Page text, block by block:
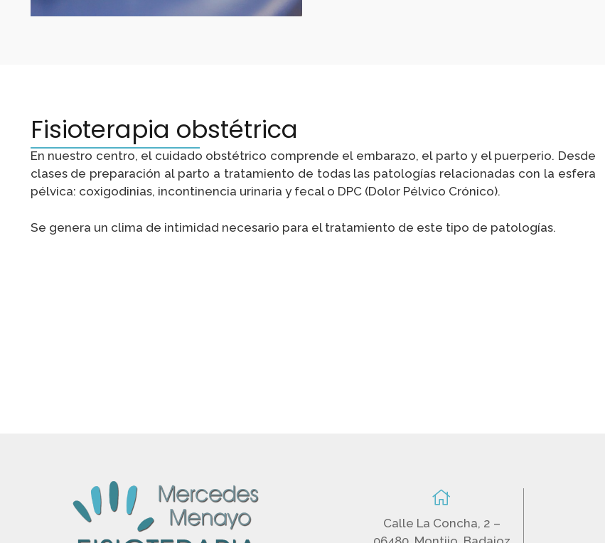
Fisioterapia obstétrica
En nuestro centro, el cuidado obstétrico comprende el embarazo, el parto y el puerperio. Desde
clases de preparación al parto a tratamiento de todas las patologías relacionadas con la esfera
pélvica: coxigodinias, incontinencia urinaria y fecal o DPC (Dolor Pélvico Crónico).
Se genera un clima de intimidad necesario para el tratamiento de este tipo de patologías.
Calle La Concha, 2 –